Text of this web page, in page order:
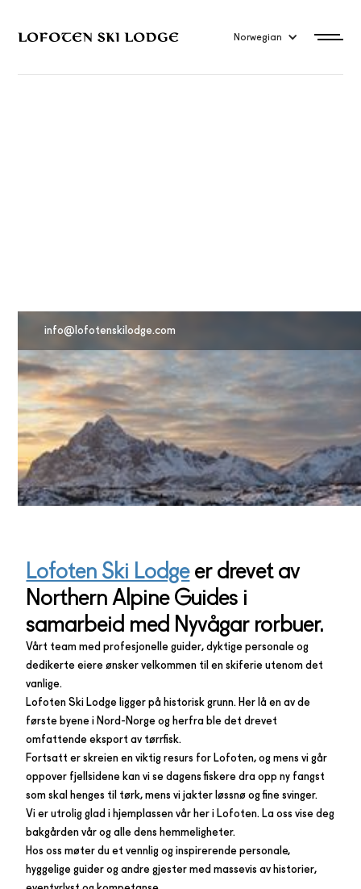
Norwegian
info@lofotenskilodge.com
Lofoten Ski Lodgeer drevet av
Northern Alpine Guides i
samarbeid med Nyvågar rorbuer.
Vårt team med profesjonelle guider, dyktige personale og
dedikerte eiere ønsker velkommen til en skiferie utenom det
vanlige.
Lofoten Ski Lodge ligger på historisk grunn. Her lå en av de
første byene i Nord-Norge og herfra ble det drevet
omfattende eksport av tørrfisk.
Fortsatt er skreien en viktig resurs for Lofoten, og mens vi går
oppover fjellsidene kan vi se dagens fiskere dra opp ny fangst
som skal henges til tørk, mens vi jakter løssnø og fine svinger.
Vi er utrolig glad i hjemplassen vår her i Lofoten. La oss vise deg
bakgården vår og alle dens hemmeligheter.
Hos oss møter du et vennlig og inspirerende personale,
hyggelige guider og andre gjester med massevis av historier,